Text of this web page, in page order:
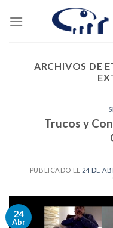
ARCHIVOS DE
Trucos y
PUBLICADO EL 24 DE
24
Abr